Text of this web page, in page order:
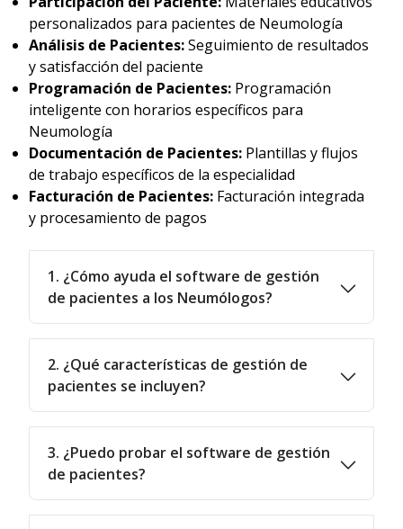
personalizados para pacientes de Neumología
Análisis de Pacientes:Seguimiento de resultados
y satisfacción del paciente
Programación de Pacientes: Programación
inteligente con horarios específicos para
Neumología
Documentación de Pacientes: Plantillas y flujos
de trabajo específicos de la especialidad
Facturación de Pacientes: Facturación integrada
y procesamiento de pagos
1. ¿Cómo ayuda el software de gestión
de pacientes a los Neumólogos?
2. ¿Qué características de gestión de
pacientes se incluyen?
3. ¿Puedo probar el software de gestión
de pacientes?